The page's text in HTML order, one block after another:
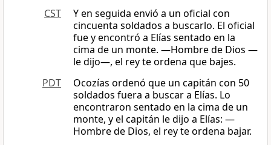
CST
Y en seguida envió a un oficial con
cincuenta soldados a buscarlo. El oficial
fue y encontró a Elías sentado en la
cima de un monte. ―Hombre de Dios —
le dijo—, el rey te ordena que bajes.
PDT
Ocozías ordenó que un capitán con 50
soldados fuera a buscar a Elías. Lo
encontraron sentado en la cima de un
monte, y el capitán le dijo a Elías: —
Hombre de Dios, el rey te ordena bajar.